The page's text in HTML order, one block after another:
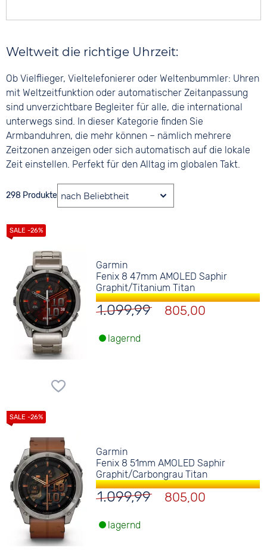
Weltweit die richtige Uhrzeit:
Ob Vielflieger, Vieltelefonierer oder Weltenbummler: Uhren
mit Weltzeitfunktion oder automatischer Zeitanpassung
sind unverzichtbare Begleiter für alle, die international
unterwegs sind. In dieser Kategorie finden Sie
Armbanduhren, die mehr können – nämlich mehrere
Zeitzonen anzeigen oder sich automatisch auf die lokale
Zeit einstellen. Perfekt für den Alltag im globalen Takt.
298 Produkte
Garmin
Fenix 8 47mm AMOLED Saphir
Graphit/Titanium Titan
1.099,99 805,00
lagernd
Garmin
Fenix 8 51mm AMOLED Saphir
Graphit/Carbongrau Titan
1.099,99 805,00
lagernd